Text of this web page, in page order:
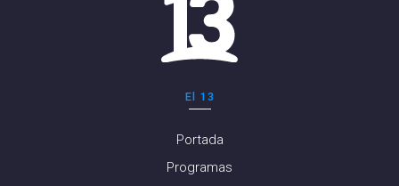
El 13
Portada
Programas